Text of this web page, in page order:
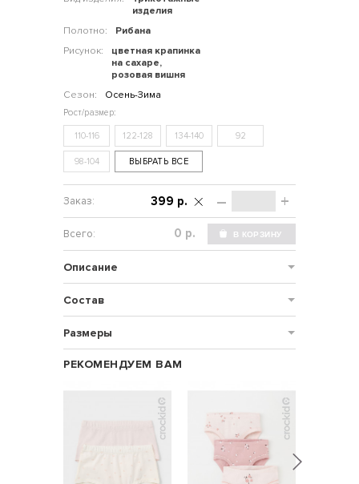
изделия
Полотно:
Рибана
Рисунок:
цветная крапинка
на сахаре,
розовая вишня
Сезон:
Осень-Зима
110-116 122-128 134-140 92
98-104 ВЫБРАТЬ ВСЕ
– +
399 р.
р.
Описание
Состав
Размеры
РЕКОМЕНДУЕМ ВАМ